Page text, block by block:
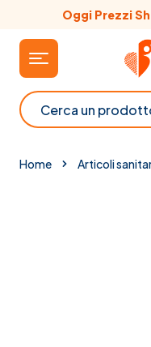
Salta al contenuto
Oggi Prezzi
Cerca
Home Articoli